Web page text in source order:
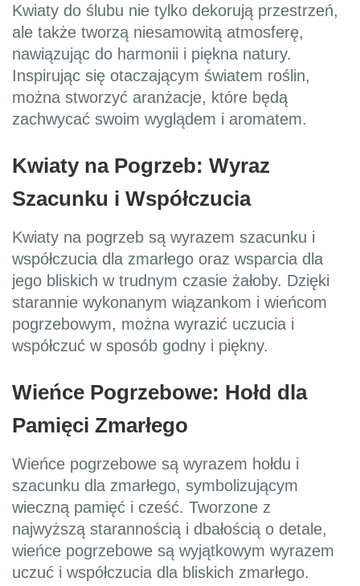
Kwiaty do ślubu nie tylko dekorują przestrzeń,
ale także tworzą niesamowitą atmosferę,
nawiązując do harmonii i piękna natury.
Inspirując się otaczającym światem roślin,
można stworzyć aranżacje, które będą
zachwycać swoim wyglądem i aromatem.
Kwiaty na Pogrzeb: Wyraz
Szacunku i Współczucia
Kwiaty na pogrzeb są wyrazem szacunku i
współczucia dla zmarłego oraz wsparcia dla
jego bliskich w trudnym czasie żałoby. Dzięki
starannie wykonanym wiązankom i wieńcom
pogrzebowym, można wyrazić uczucia i
współczuć w sposób godny i piękny.
Wieńce Pogrzebowe: Hołd dla
Pamięci Zmarłego
Wieńce pogrzebowe są wyrazem hołdu i
szacunku dla zmarłego, symbolizującym
wieczną pamięć i cześć. Tworzone z
najwyższą starannością i dbałością o detale,
wieńce pogrzebowe są wyjątkowym wyrazem
uczuć i współczucia dla bliskich zmarłego.